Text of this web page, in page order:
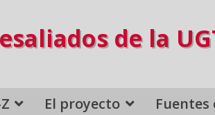
de la
El proyecto